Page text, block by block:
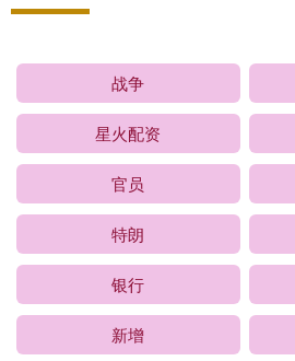
战争
星火配资
官员
特朗
银行
新增